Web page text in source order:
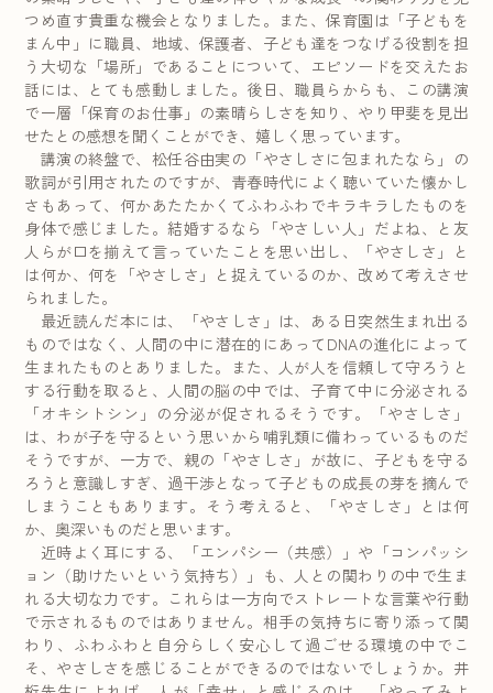
つめ直す貴重な機会となりました。また、保育園は「子どもを
まん中」に職員、地域、保護者、子ども達をつなげる役割を担
う大切な「場所」であることについて、エピソードを交えたお
話には、とても感動しました。後日、職員らからも、この講演
で一層「保育のお仕事」の素晴らしさを知り、やり甲斐を見出
せたとの感想を聞くことができ、嬉しく思っています。
講演の終盤で、松任谷由実の「やさしさに包まれたなら」の
歌詞が引用されたのですが、青春時代によく聴いていた懐かし
さもあって、何かあたたかくてふわふわでキラキラしたものを
身体で感じました。結婚するなら「やさしい人」だよね、と友
人らが口を揃えて言っていたことを思い出し、「やさしさ」と
は何か、何を「やさしさ」と捉えているのか、改めて考えさせ
られました。
最近読んだ本には、「やさしさ」は、ある日突然生まれ出る
ものではなく、人間の中に潜在的にあってDNAの進化によって
生まれたものとありました。また、人が人を信頼して守ろうと
する行動を取ると、人間の脳の中では、子育て中に分泌される
「オキシトシン」の分泌が促されるそうです。「やさしさ」
は、わが子を守るという思いから哺乳類に備わっているものだ
そうですが、一方で、親の「やさしさ」が故に、子どもを守る
ろうと意識しすぎ、過干渉となって子どもの成長の芽を摘んで
しまうこともあります。そう考えると、「やさしさ」とは何
か、奥深いものだと思います。
近時よく耳にする、「エンパシー（共感）」や「コンパッシ
ョン（助けたいという気持ち）」も、人との関わりの中で生ま
れる大切な力です。これらは一方向でストレートな言葉や行動
で示されるものではありません。相手の気持ちに寄り添って関
わり、ふわふわと自分らしく安心して過ごせる環境の中でこ
そ、やさしさを感じることができるのではないでしょうか。井